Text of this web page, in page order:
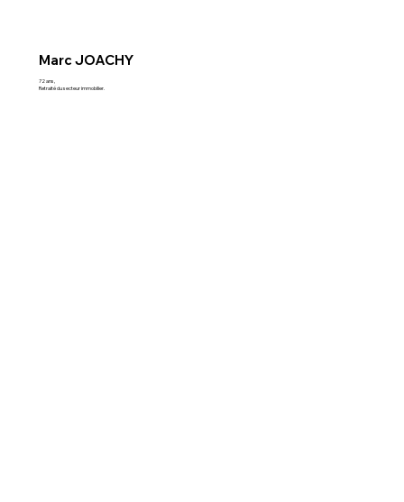
Marc JOACHY
72 ans,
Retraité du secteur immobilier.